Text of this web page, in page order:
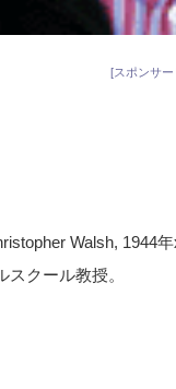
[スポンサ
Walsh, 1944
クール教授。